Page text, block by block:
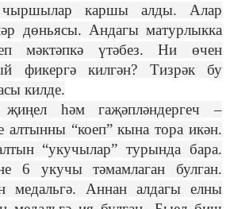
чыршылар каршы алды. Алар
дөньясы. Андагы матурлыкка
мәктәпкә үтәбез. Ни өчен
фикергә килгән? Тизрәк бу
килде.
һәм гаҗәпләндергеч –
“коеп” кына тора икән.
“укучылар” турында бара.
6 укучы тәмамлаган булган.
медальгә. Аннан алдагы елны